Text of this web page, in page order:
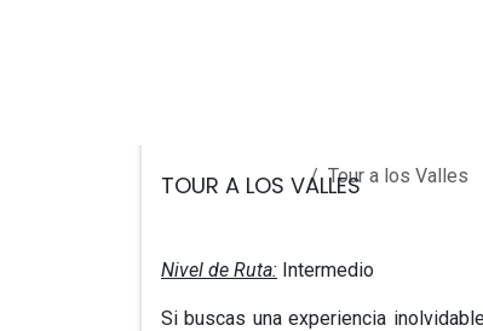
Todos los eventos Tour a los Valles
TOUR A LOS VALLES
Nivel de Ruta: Intermedio
Si buscas una experiencia